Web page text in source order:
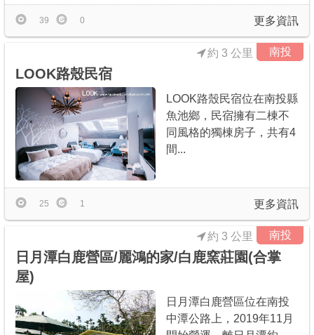
更多資訊
39 0
南投
LOOK路殼民宿
約 3 公里
LOOK路殼民宿位在南投縣
魚池鄉，民宿擁有二棟不
同風格的獨棟房子，共有4
間...
更多資訊
25 1
南投
日月潭白鹿營區/麗鴻的家/白鹿窯莊園(合掌
屋)
約 3 公里
日月潭白鹿營區位在南投
中潭公路上，2019年11月